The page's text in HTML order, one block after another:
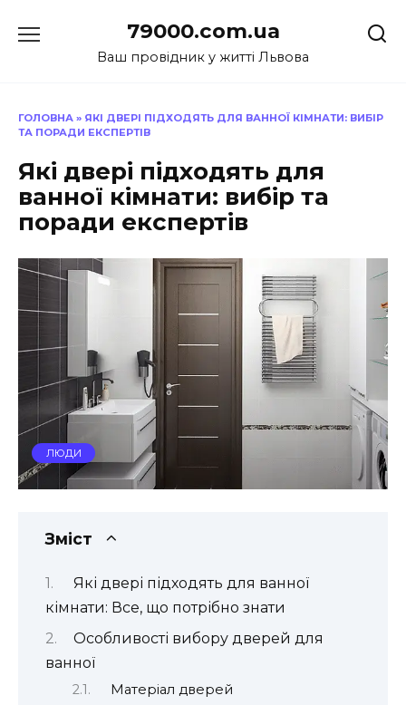
до
79000.com.ua
Ваш провідник у житті Львова
ГОЛОВНА » ЯКІ ДВЕРІ ПІДХОДЯТЬ ДЛЯ ВАННОЇ КІМНАТИ: ВИБІР
ТА ПОРАДИ ЕКСПЕРТІВ
Які двері підходять для
ванної кімнати: вибір та
поради експертів
ЛЮДИ
Зміст
Які двері підходять для ванної
кімнати: Все, що потрібно знати
Особливості вибору дверей для
ванної
Матеріал дверей